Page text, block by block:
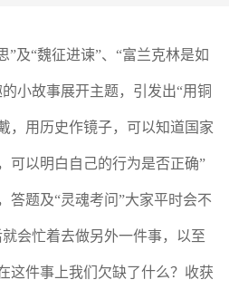
”及“魏征进谏”、“富兰克林是如
小故事展开主题，引发出“用铜
，用历史作镜子，可以知道国家
可以明白自己的行为是否正确”
答题及“灵魂考问”大家平时会不
会忙着去做另外一件事，以至
这件事上我们欠缺了什么？收获